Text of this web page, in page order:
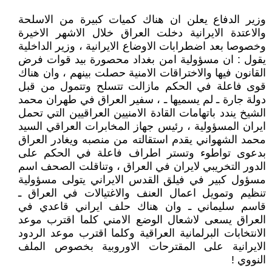
وزير الدفاع يعلن ان هناك كميات كبيرة من الاسلحة
والاعتدة الايرانية دخلت العراق خلال الاشهر الاخيرة
وخصوصا بعد اضطرابات الاوضاع الايرانية ، وزير الداخلية
يقول : ان مسؤولية امن بغداد محصورة بيد قوات فرض
القانون فيها والاختراقات الامنية حصلت بينهم ، وان هناك
قوى فاعلة في الحكم مازالت تتسلح وتتمول من قبل
دولة جارة ـ لم يسميها ـ ، سفير العراق في طهران محمد
الشيخ يندد باتهامات القادة الامنيين العراقيين التي تحمل
ايران المسؤولية ، رئيس جهاز المخابرات العراقي السيد
محمد الشهواني يقدم استقالته من منصبه ويغادر العراق
بدعوى تواطوء وتستر اطراف فاعلة في الحكم على
الدور التخريبي لايران في العراق ، وتناقلت الصحف اسم
مسؤول كبير في فيلق القدس الايراني يتولى مسؤولية
تنظيم وتمويل اعمال العنف والاغتيالات في العراق ـ
قاسم سليماني ـ وان هناك حلف ايراني قاعدي في
العراق يسعى لاشعال الوضع الامني كلما اقترب موعد
الانتخابات البرلمانية العراقية وكلما اقترب موعد الردود
الايرانية على المقترحات الاوروبية بخصوص الملف
النووي !